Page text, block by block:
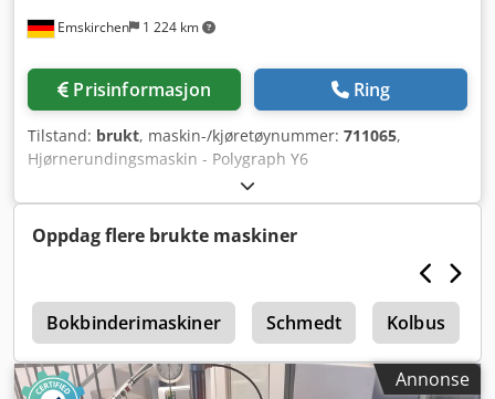
Emskirchen 1 224 km
Prisinformasjon Ring
Tilstand: brukt, maskin-/kjøretøynummer: 711065,
Hjørnerundingsmaskin - Polygraph Y6
hjørnerundingsmaskin, Serienr. 711065/031 Chsdpfeh
Axzwjx Aknsa Online videobesiktigelse via Skype Vi ønsker
deg hjertelig velkommen til et besøk – flere maskiner på
lager Straks tilgjengelig – Kan inspiseres På lager i
Oppdag flere brukte maskiner
Bokbinderimaskiner Schmedt Kolbus
Annonse